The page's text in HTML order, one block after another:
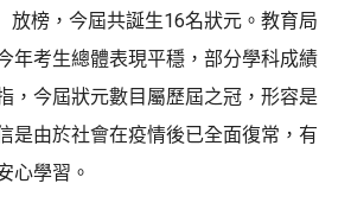
放榜，今屆共誕生16名狀元。教育局
年考生總體表現平穩，部分學科成績
，今屆狀元數目屬歷屆之冠，形容是
是由於社會在疫情後已全面復常，有
心學習。